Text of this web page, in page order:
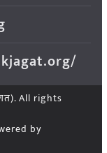
. All rights
by